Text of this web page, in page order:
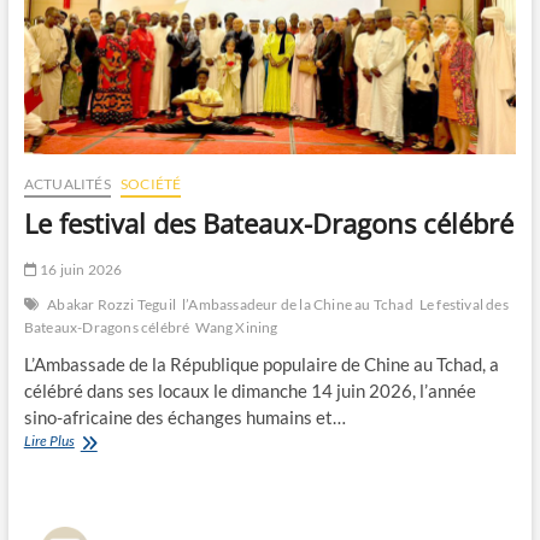
ACTUALITÉS SOCIÉTÉ
Le festival des Bateaux-Dragons célébré
16 juin 2026
Abakar Rozzi Teguil l’Ambassadeur de la Chine au Tchad Le festival des
Bateaux-Dragons célébré Wang Xining
L’Ambassade de la République populaire de Chine au Tchad, a
célébré dans ses locaux le dimanche 14 juin 2026, l’année
sino-africaine des échanges humains et…
Lire PlusLe
Dragons